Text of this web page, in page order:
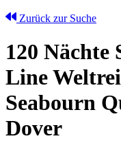
Zurück zur Suche
120 Nächte
Line
Seabourn
Dover